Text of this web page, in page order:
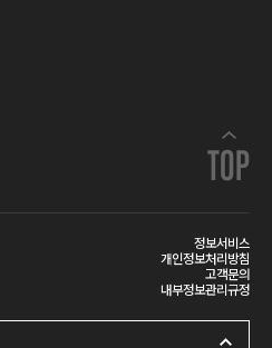
TOP
정보서비스
개인정보처리방침
고객문의
내부정보관리규정